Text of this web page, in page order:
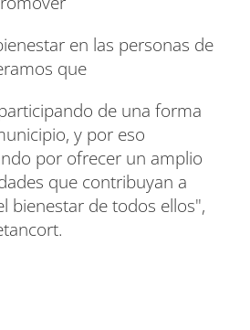
en las personas de
que
de una forma
y por eso
por ofrecer un amplio
que contribuyan a
bienestar de todos ellos",